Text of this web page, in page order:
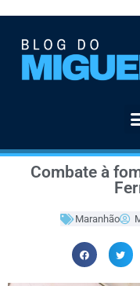
Combate à
Maranhão